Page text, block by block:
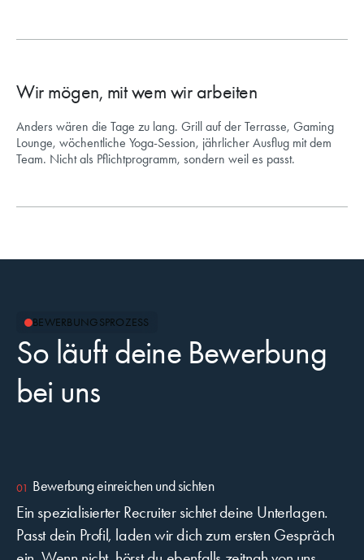
Wir mögen, mit wem wir arbeiten
Anders wären die Tage zu lang. Grill auf der Terrasse, Gaming
Lounge, wöchentliche Yoga-Session, jährlicher Ausflug mit dem
Team. Nicht als Pflichtprogramm, sondern weil es passt.
BEWERBUNGSPROZESS
So läuft deine Bewerbung
bei uns
Bewerbung einreichen und sichten
Ein spezialisierter Recruiter sichtet deine Unterlagen.
Passt dein Profil, laden wir dich zum ersten Gespräch